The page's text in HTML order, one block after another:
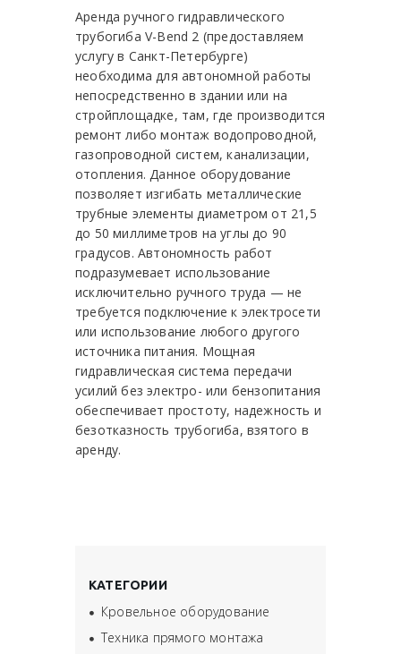
Аренда ручного гидравлического
трубогиба V-Bend 2 (предоставляем
услугу в Санкт-Петербурге)
необходима для автономной работы
непосредственно в здании или на
стройплощадке, там, где производится
ремонт либо монтаж водопроводной,
газопроводной систем, канализации,
отопления. Данное оборудование
позволяет изгибать металлические
трубные элементы диаметром от 21,5
до 50 миллиметров на углы до 90
градусов. Автономность работ
подразумевает использование
исключительно ручного труда — не
требуется подключение к электросети
или использование любого другого
источника питания. Мощная
гидравлическая система передачи
усилий без электро- или бензопитания
обеспечивает простоту, надежность и
безотказность трубогиба, взятого в
аренду.
КАТЕГОРИИ
Кровельное оборудование
Техника прямого монтажа